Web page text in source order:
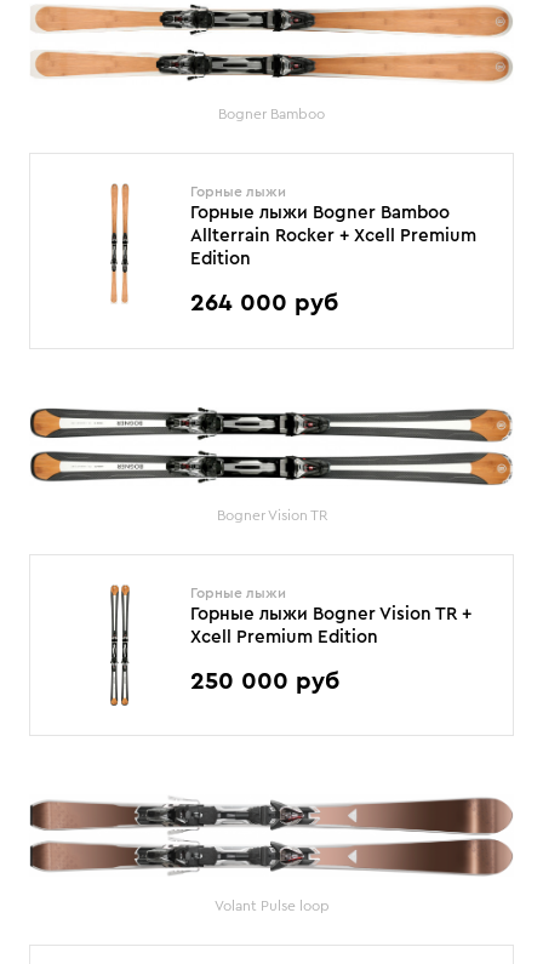
Bogner Bamboo
Горные лыжи
Горные лыжи Bogner Bamboo
Allterrain Rocker + Xcell Premium
Edition
264 000 руб
Bogner Vision TR
Горные лыжи
Горные лыжи Bogner Vision TR +
Xcell Premium Edition
250 000 руб
Volant Pulse loop